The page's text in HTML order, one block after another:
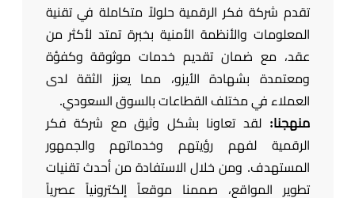
تقدم شركة فكر الرقمية حلولاً متكاملة في تقنية
المعلومات والأنظمة الأمنية بخبرة تمتد لأكثر من
عقد، مع ضمان تقديم خدمات موثوقة وكفؤة
ومعتمدة بشهادة الأيزو، مما يعزز الثقة لدى
العملاء في مختلف القطاعات بالسوق السعودي.
منهجنا: لقد تعاونا بشكل وثيق مع شركة فكر
الرقمية لفهم رؤيتهم وخدماتهم والجمهور
المستهدف. ومن خلال الاستفادة من أحدث تقنيات
تطوير المواقع، صممنا موقعاً إلكترونياً عصرياً